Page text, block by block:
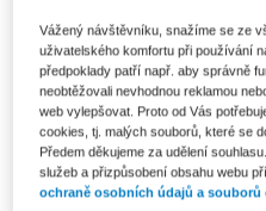
Upozorňujeme, že v období
důvodů nemůžeme
zaslány dodatečně e-
ks
Vážený návštěvníku, snažíme se ze
uživatelského komfortu při používání
předpoklady patří např. aby správně
neobtěžovali nevhodnou reklamou
web vylepšovat. Proto od Vás
cookies, tj. malých souborů, které se
Předem děkujeme za udělení
služeb a přizpůsobení obsahu webu
ochraně osobních údajů a souborů